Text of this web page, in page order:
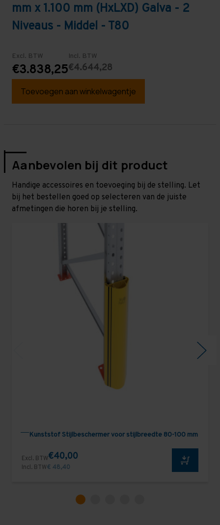
mm x 1.100 mm (HxLXD) Galva - 2
Niveaus - Middel - T80
Excl. BTW
€3.838,25
Incl. BTW
€4.644,28
Toevoegen aan winkelwagentje
Aanbevolen bij dit product
Handige accessoires en toevoeging bij de stelling. Let
bij het bestellen goed op selecteren van de juiste
afmetingen die horen bij je stelling.
Kunststof Stijlbeschermer voor stijlbreedte 80-100 mm
Excl. BTW€40,00
Incl. BTW€ 48,40